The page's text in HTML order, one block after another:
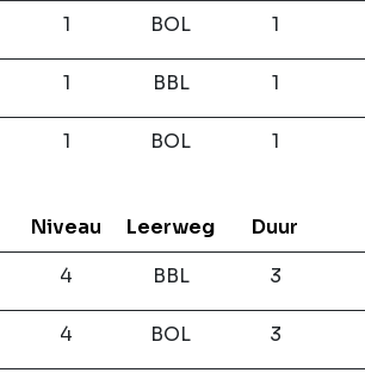
1 BOL 1
1 BBL 1
1 BOL 1
Niveau Leerweg Duur
4 BBL 3
4 BOL 3